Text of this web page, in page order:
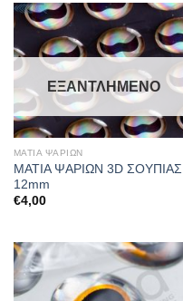
€6,00
ΕΞΑΝΤΛΗΜΈΝΟ
ΜΑΤΙΑ ΨΑΡΙΩΝ
ΜΑΤΙΑ ΨΑΡΙΩΝ 3D ΣΟΥΠΙΑΣ
12mm
€4,00